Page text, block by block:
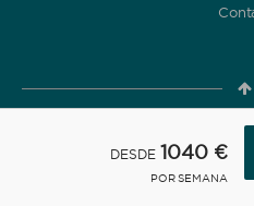
DESDE 1040 €
POR SEMANA
© 2022 Yanpy, Inc. v2 ·